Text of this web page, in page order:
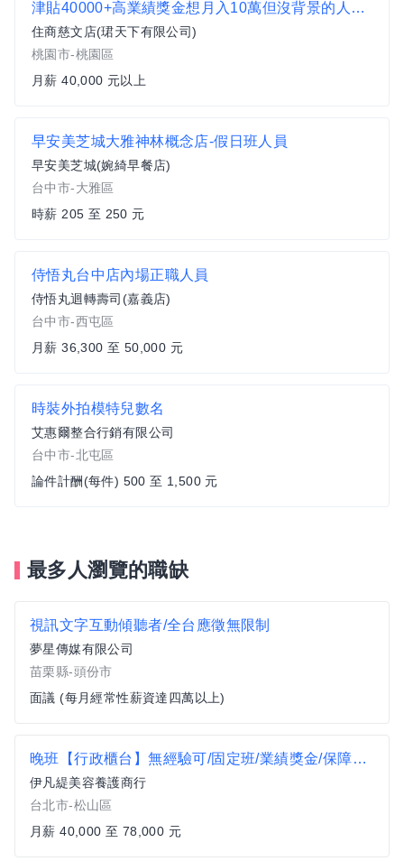
津貼40000+高業績獎金想月入10萬但沒背景的人看這裡
住商慈文店(珺天下有限公司)
桃園市-桃園區
月薪 40,000 元以上
早安美芝城大雅神林概念店-假日班人員
早安美芝城(婉綺早餐店)
台中市-大雅區
時薪 205 至 250 元
侍悟丸台中店內場正職人員
侍悟丸迴轉壽司(嘉義店)
台中市-西屯區
月薪 36,300 至 50,000 元
時裝外拍模特兒數名
艾惠爾整合行銷有限公司
台中市-北屯區
論件計酬(每件) 500 至 1,500 元
最多人瀏覽的職缺
視訊文字互動傾聽者/全台應徵無限制
夢星傳媒有限公司
苗栗縣-頭份市
面議 (每月經常性薪資達四萬以上)
晚班【行政櫃台】無經驗可/固定班/業績獎金/保障薪資
伊凡緹美容養護商行
台北市-松山區
月薪 40,000 至 78,000 元